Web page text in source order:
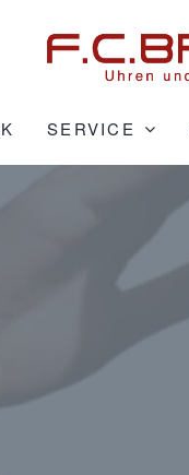
SERVICE